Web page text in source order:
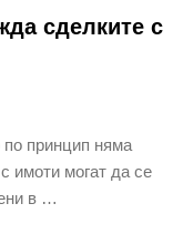
сделките с
по принцип няма
имоти могат да се
в …